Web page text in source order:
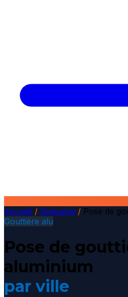
Accueil / Zinguerie / Pose de
Gouttière alu
Pose de
aluminium
par ville